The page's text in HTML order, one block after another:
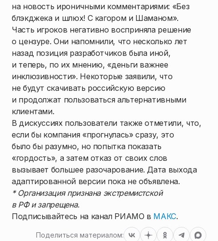
на новость ироничными комментариями: «Без
блэкджека и шлюх! С кагором и Шаманом».
Часть игроков негативно восприняла решение
о цензуре. Они напомнили, что несколько лет
назад позиция разработчиков была иной,
и теперь, по их мнению, «деньги важнее
инклюзивности». Некоторые заявили, что
не будут скачивать российскую версию
и продолжат пользоваться альтернативными
клиентами.
В дискуссиях пользователи также отметили, что,
если бы компания «прогнулась» сразу, это
было бы разумно, но попытка показать
«гордость», а затем отказ от своих слов
вызывает большее разочарование. Дата выхода
адаптированной версии пока не объявлена.
* Организация признана экстремистской
в РФ и запрещена.
Подписывайтесь на канал РИАМО в МАКС.
Поделиться материалом: